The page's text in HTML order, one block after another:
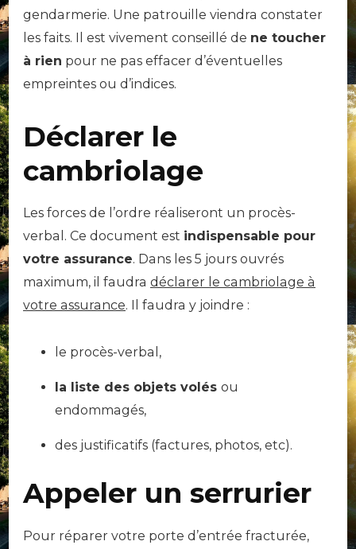
gendarmerie. Une patrouille viendra constater
les faits. Il est vivement conseillé de ne toucher
à rien pour ne pas effacer d’éventuelles
empreintes ou d’indices.
Déclarer le
cambriolage
Les forces de l’ordre réaliseront un procès-
verbal. Ce document est indispensable pour
votre assurance. Dans les 5 jours ouvrés
maximum, il faudra déclarer le cambriolage à
votre assurance. Il faudra y joindre :
le procès-verbal,
la liste des objets volés ou
endommagés,
des justificatifs (factures, photos, etc).
Appeler un serrurier
Pour réparer votre porte d’entrée fracturée,